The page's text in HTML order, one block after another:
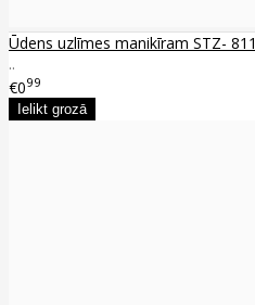
Ūdens uzlīmes manikīram STZ- 811
..
€099